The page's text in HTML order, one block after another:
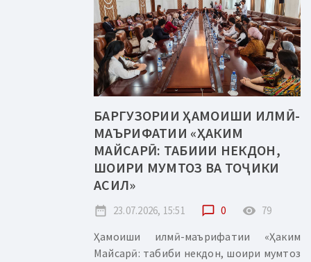
БАРГУЗОРИИ ҲАМОИШИ ИЛМӢ-
МАЪРИФАТИИ «ҲАКИМ
МАЙСАРӢ: ТАБИИИ НЕКДОН,
ШОИРИ МУМТОЗ ВА ТОҶИКИ
АСИЛ»
date_range 23.07.2026, 15:51 chat_bubble_outline 0 remove_red_eye 79
Ҳамоиши илмӣ-маърифатии «Ҳаким
Майсарӣ: табиби некдон, шоири мумтоз